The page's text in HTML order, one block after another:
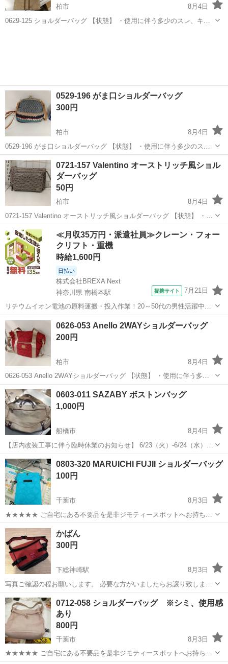
柏市
8月4日
0629-125 ショルダーバッグ 【状態】 ・使用に伴う多少のスレ、キ
0529-196 がま口ショルダーバッグ
300円
柏市
8月4日
0529-196 がま口ショルダーバッグ 【状態】 ・使用に伴う多少のス
レ、キズ、落としきれない汚れなどございます ・詳細は現地でご確認
ください ・お値引きは出来かねますのでご了承願います ※中古品のた
め、...
千葉 柏市
0721-157 Valentino オーストリッチ風ショル
ダーバッグ
50円
柏市
8月4日
0721-157 Valentino オーストリッチ風ショルダーバッグ 【状態】 ・使
用に伴う多少のスレ、キズ、落としきれない汚れなどございます ・詳
細は現地でご確認ください ・お値引きは出来かねますのでご了...
千葉 柏市 バッグ Valentino
≪月収35万円・派遣社員≫クレーン・フォー
クリフト・重機
時給1,600円
日払い
株式会社BREXA Next
神奈川県 南橋本駅
提携サイト 7月21日
リチウムイオン電池の原料運搬・投入作業！20～50代の男性活躍中★
ワンルーム寮完備！赴任旅費会社負担！年間休日130日★フォークリフ
ト免許お持ちの方、活躍中！就業先食堂利用可★《神奈川県相模原
市》 人気の工場のお仕事 ◇電...
神奈川 相模原市
0626-053 Anello 2WAYショルダーバッグ
200円
柏市
8月4日
0626-053 Anello 2WAYショルダーバッグ 【状態】 ・使用に伴う多少
のスレ、キズ、落としきれない汚れなどございます ・詳細は現地でご
確認ください ・お値引きは出来かねますのでご了承願います ...
千葉 柏市
0603-011 SAZABY ボストンバッグ
1,000円
船橋市
8月4日
【店内改装工事に伴う臨時休業のお知らせ】 6/23（火）-6/24（水）の
2日間、店内改装工事のため臨時休業とさせて頂きます。 恐れ入りま
すが、ご理解のほど何卒宜しくお願い申し上げます。 ＝＝＝＝＝＝＝
＝＝＝＝＝＝＝＝...
千葉 船橋市
0803-320 MARUICHI FUJII ショルダーバッグ
100円
千葉市
8月3日
★★★★★ ご自宅にある不要品を是非ジモティースポットへお持ち込
みしませんか？ 家電、趣味・スポーツ・レジャー用品、こども用品、
衣料服飾品、生活雑貨、家具、本、CD・DVDなどが無料でまとめて持
ち込めます！ ※詳細はこ...
千葉 千葉市 バッグ
かばん
300円
下総神崎駅
8月3日
写真ご確認の程お願いします。 必要な方がいましたらお譲り致しま
す。 外国人不可
千葉 成田市 バッグ
0712-058 ショルダーバッグ ※シミ、使用感
あり
800円
千葉市
8月3日
★★★★★ ご自宅にある不要品を是非ジモティースポットへお持ち込